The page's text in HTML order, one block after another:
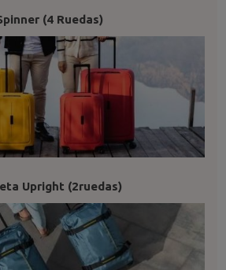
(4 Ruedas)
Upright (2ruedas)